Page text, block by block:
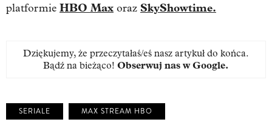
platformie HBO Max oraz SkyShowtime.
Dziękujemy, że przeczytałaś/eś nasz artykuł do końca.
Bądź na bieżąco! Obserwuj nas w Google.
SERIALE MAX STREAM HBO